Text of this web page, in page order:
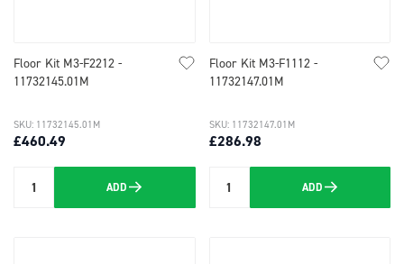
Floor Kit M3-F2212 -
11732145.01M
£460.49
SKU: 11732145.01M
Quantity ADD
Floor Kit M3-F1112 -
11732147.01M
£286.98
SKU: 11732147.01M
Quantity ADD